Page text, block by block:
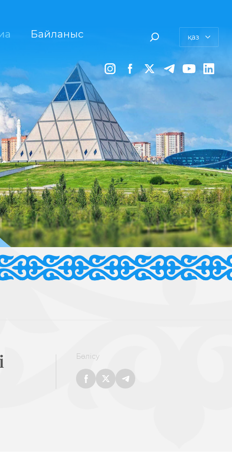
Байланыс қаз
Бөлісу